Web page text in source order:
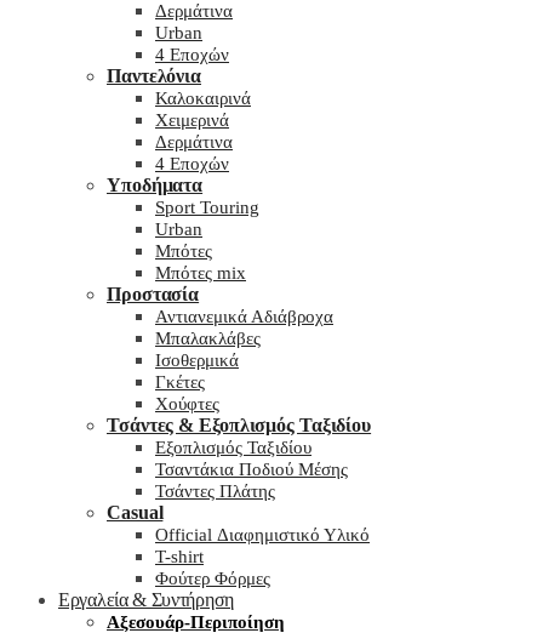
Δερμάτινα
Urban
4 Εποχών
Παντελόνια
Καλοκαιρινά
Χειμερινά
Δερμάτινα
4 Εποχών
Υποδήματα
Sport Touring
Urban
Μπότες
Μπότες mix
Προστασία
Αντιανεμικά Αδιάβροχα
Μπαλακλάβες
Ισοθερμικά
Γκέτες
Χούφτες
Τσάντες & Εξοπλισμός Ταξιδίου
Εξοπλισμός Ταξιδίου
Τσαντάκια Ποδιού Μέσης
Τσάντες Πλάτης
Casual
Official Διαφημιστικό Υλικό
T-shirt
Φούτερ Φόρμες
Εργαλεία & Συντήρηση
Αξεσουάρ-Περιποίηση